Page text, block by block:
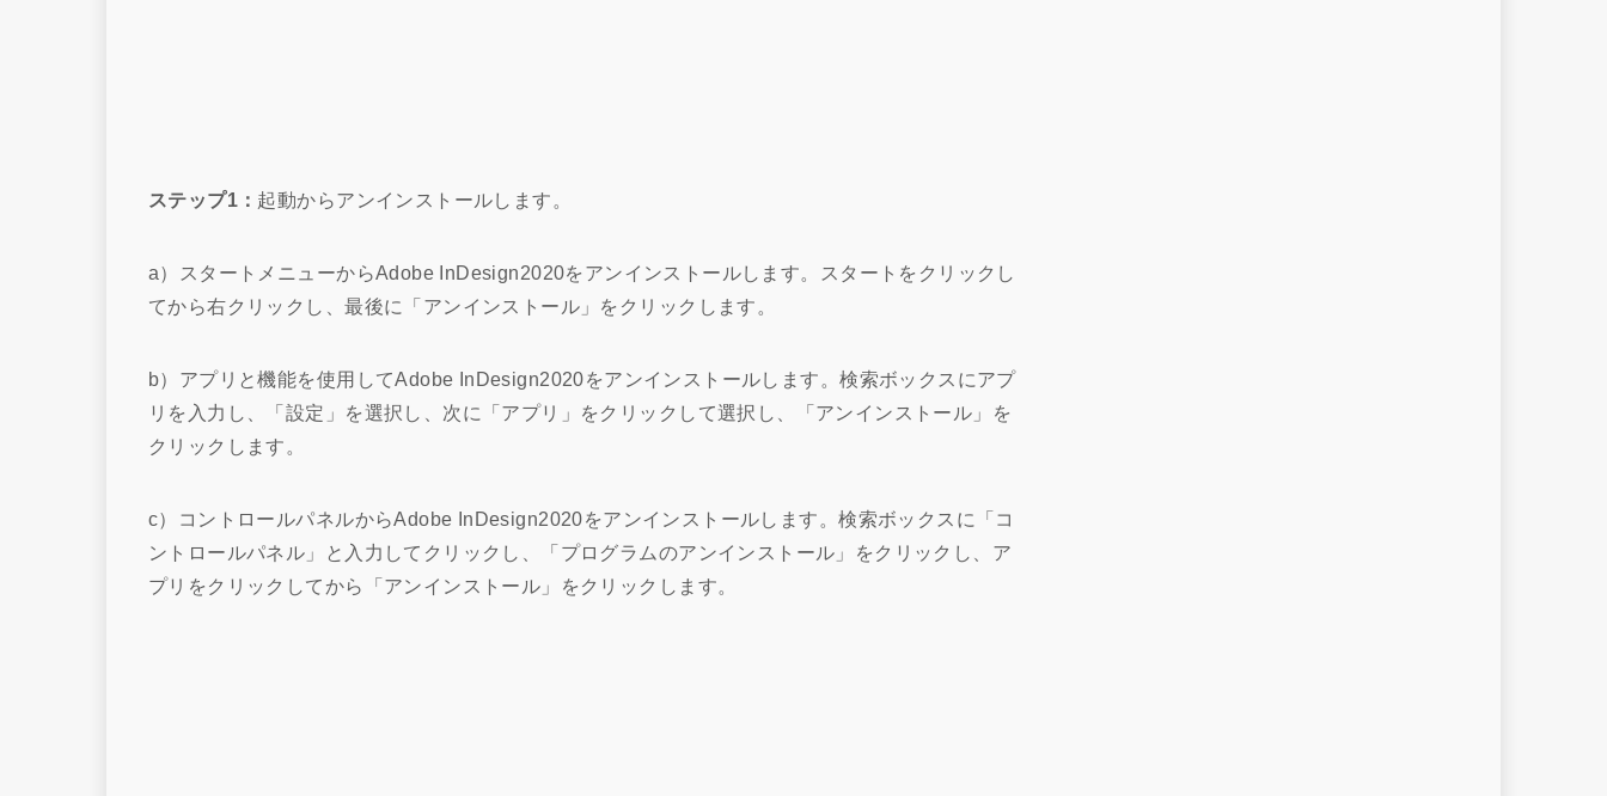
ステップ1： 起動からアンインストールします。
a）スタートメニューからAdobe InDesign2020をアンインストールします。スタートをクリックし
てから右クリックし、最後に「アンインストール」をクリックします。
b）アプリと機能を使用してAdobe InDesign2020をアンインストールします。検索ボックスにアプ
リを入力し、「設定」を選択し、次に「アプリ」をクリックして選択し、「アンインストール」を
クリックします。
c）コントロールパネルからAdobe InDesign2020をアンインストールします。検索ボックスに「コ
ントロールパネル」と入力してクリックし、「プログラムのアンインストール」をクリックし、ア
プリをクリックしてから「アンインストール」をクリックします。